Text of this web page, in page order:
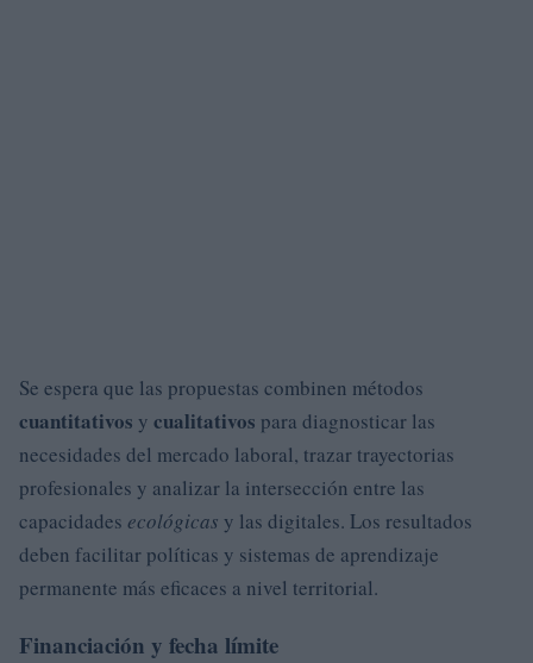
Se espera que las propuestas combinen métodos
cuantitativos y cualitativos para diagnosticar las
necesidades del mercado laboral, trazar trayectorias
profesionales y analizar la intersección entre las
capacidades ecológicas y las digitales. Los resultados
deben facilitar políticas y sistemas de aprendizaje
permanente más eficaces a nivel territorial.
Financiación y fecha límite